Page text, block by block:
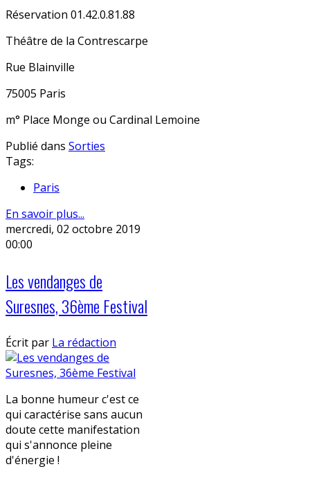
Réservation 01.42.0.81.88
Théâtre de la Contrescarpe
Rue Blainville
75005 Paris
m° Place Monge ou Cardinal Lemoine
Publié dans Sorties
Tags:
Paris
En savoir plus...
mercredi, 02 octobre 2019
00:00
Les vendanges de
Suresnes, 36ème Festival
Écrit par La rédaction
La bonne humeur c'est ce
qui caractérise sans aucun
doute cette manifestation
qui s'annonce pleine
d'énergie !